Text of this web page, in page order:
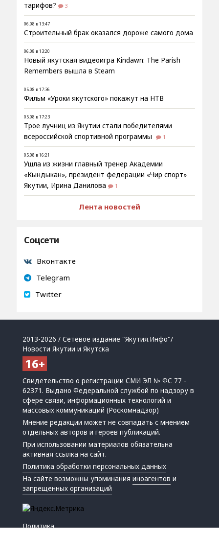
тарифов?
3
06.08 в 13:47
Строительный брак оказался дороже самого дома
06.08 в 13:20
Новый якутская видеоигра Kindawn: The Parish
Remembers вышла в Steam
05.08 в 17:36
Фильм «Уроки якутского» покажут на НТВ
05.08 в 17:23
Трое лучниц из Якутии стали победителями
всероссийской спортивной программы
1
05.08 в 16:21
Ушла из жизни главный тренер Академии
«Кындыкан», президент федерации «Чир спорт»
Якутии, Ирина Данилова
1
Лента новостей
Соцсети
Вконтакте
Telegram
Twitter
2013-2026 / Сетевое издание "Якутия.Инфо"/
Новости Якутии и Якутска
Свидетельство о регистрации СМИ ЭЛ № ФС 77 -
62371. Выдано Федеральной службой по надзору в
сфере связи, информационных технологий и
массовых коммуникаций (Роскомнадзор)
Мнение редакции может не совпадать с мнением
отдельных авторов и героев публикаций.
При использовании материалов обязательна
активная ссылка на сайт.
Политика обработки персональных данных
На сайте возможны упоминанияиноагентов и
запрещенных организаций
Политика